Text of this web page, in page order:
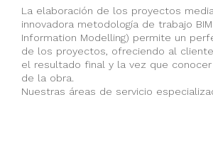
La elaboración de los proyectos
innovadora metodología de trabajo
Information Modelling) permite un
de los proyectos, ofreciendo al
el resultado final y la vez que
de la obra.
Nuestras áreas de servicio